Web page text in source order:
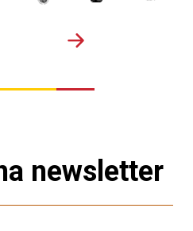
newsletter